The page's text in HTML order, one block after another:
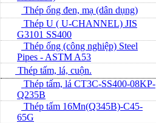
Thép ống đen, mạ (dân dụng)
Thép U ( U-CHANNEL) JIS
G3101 SS400
Thép ống (công nghiệp) Steel
Pipes - ASTM A53
Thép tấm, lá, cuộn.
Thép tấm, lá CT3C-SS400-08KP-
Q235B
Thép tấm 16Mn(Q345B)-C45-
65G